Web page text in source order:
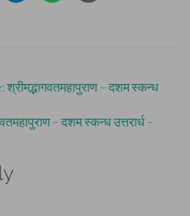
– दशम स्कन्ध
– दशम स्कन्ध उत्तरार्ध –